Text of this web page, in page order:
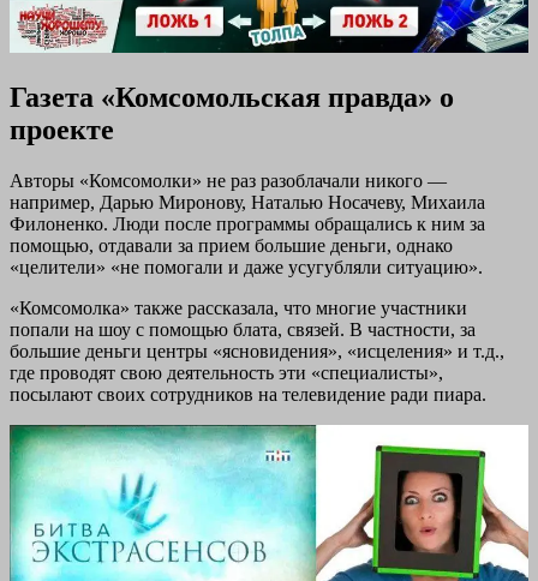
Газета «Комсомольская правда» о
проекте
Авторы «Комсомолки» не раз разоблачали никого —
например, Дарью Миронову, Наталью Носачеву, Михаила
Филоненко. Люди после программы обращались к ним за
помощью, отдавали за прием большие деньги, однако
«целители» «не помогали и даже усугубляли ситуацию».
«Комсомолка» также рассказала, что многие участники
попали на шоу с помощью блата, связей. В частности, за
большие деньги центры «ясновидения», «исцеления» и т.д.,
где проводят свою деятельность эти «специалисты»,
посылают своих сотрудников на телевидение ради пиара.